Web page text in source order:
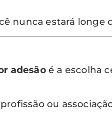
nunca estará
adesãoé a escolha
ou